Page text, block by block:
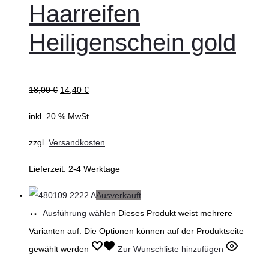
Haarreifen
Heiligenschein gold
18,00€ 14,40 €
inkl. 20 % MwSt.
zzgl. Versandkosten
Lieferzeit: 2-4 Werktage
Ausverkauft
Ausführung wählen Dieses Produkt weist mehrere
Varianten auf. Die Optionen können auf der Produktseite
gewählt werden
Zur Wunschliste hinzufügen